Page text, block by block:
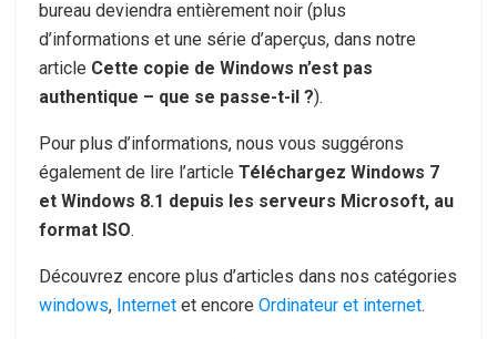
bureau deviendra entièrement noir (plus
d’informations et une série d’aperçus, dans notre
article Cette copie de Windows n’est pas
authentique – que se passe-t-il ?).
Pour plus d’informations, nous vous suggérons
également de lire l’article Téléchargez Windows 7
et Windows 8.1 depuis les serveurs Microsoft, au
format ISO.
Découvrez encore plus d’articles dans nos catégories
windows, Internet et encore Ordinateur et internet.